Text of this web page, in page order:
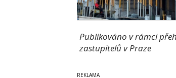
Publikováno v rámci
zastupitelů v Praze